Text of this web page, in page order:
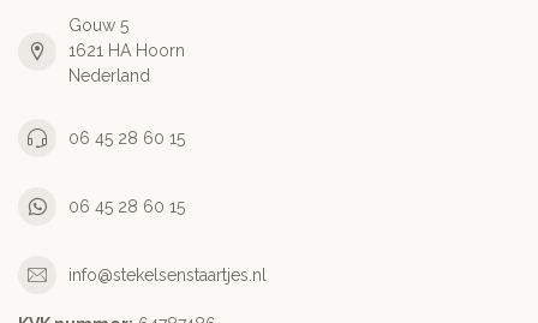
Gouw 5
1621 HA Hoorn
Nederland
06 45 28 60 15
06 45 28 60 15
info@stekelsenstaartjes.nl